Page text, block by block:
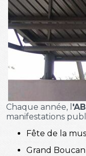
Chaque année, l
manifestations
Fête de la
Grand Boucan